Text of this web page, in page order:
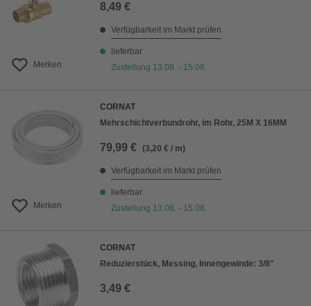
Merken
8,49 €
Verfügbarkeit im Markt prüfen
lieferbar
Zustellung 13.08. - 15.08.
Merken
CORNAT
Mehrschichtverbundrohr, im Rohr, 25M X 16MM
79,99 € (3,20 € / m)
Verfügbarkeit im Markt prüfen
lieferbar
Zustellung 13.08. - 15.08.
CORNAT
Reduzierstück, Messing, Innengewinde: 3/8"
3,49 €